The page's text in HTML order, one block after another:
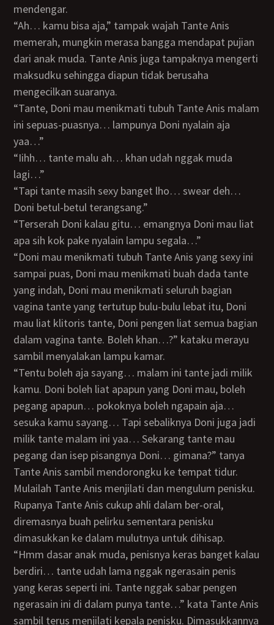
mendengar.
“Ah… kamu bisa aja,” tampak wajah Tante Anis
memerah, mungkin merasa bangga mendapat pujian
dari anak muda. Tante Anis juga tampaknya mengerti
maksudku sehingga diapun tidak berusaha
mengecilkan suaranya.
“Tante, Doni mau menikmati tubuh Tante Anis malam
ini sepuas-puasnya… lampunya Doni nyalain aja
yaa…”
“Iihh… tante malu ah… khan udah nggak muda
lagi…”
“Tapi tante masih sexy banget lho… swear deh…
Doni betul-betul terangsang.”
“Terserah Doni kalau gitu… emangnya Doni mau liat
apa sih kok pake nyalain lampu segala…”
“Doni mau menikmati tubuh Tante Anis yang sexy ini
sampai puas, Doni mau menikmati buah dada tante
yang indah, Doni mau menikmati seluruh bagian
vagina tante yang tertutup bulu-bulu lebat itu, Doni
mau liat klitoris tante, Doni pengen liat semua bagian
dalam vagina tante. Boleh khan…?” kataku merayu
sambil menyalakan lampu kamar.
“Tentu boleh aja sayang… malam ini tante jadi milik
kamu. Doni boleh liat apapun yang Doni mau, boleh
pegang apapun… pokoknya boleh ngapain aja…
sesuka kamu sayang… Tapi sebaliknya Doni juga jadi
milik tante malam ini yaa… Sekarang tante mau
pegang dan isep pisangnya Doni… gimana?” tanya
Tante Anis sambil mendorongku ke tempat tidur.
Mulailah Tante Anis menjilati dan mengulum penisku.
Rupanya Tante Anis cukup ahli dalam ber-oral,
diremasnya buah pelirku sementara penisku
dimasukkan ke dalam mulutnya untuk dihisap.
“Hmm dasar anak muda, penisnya keras banget kalau
berdiri… tante udah lama nggak ngerasain penis
yang keras seperti ini. Tante nggak sabar pengen
ngerasain ini di dalam punya tante…” kata Tante Anis
sambil terus menjilati kepala penisku. Dimasukkannya